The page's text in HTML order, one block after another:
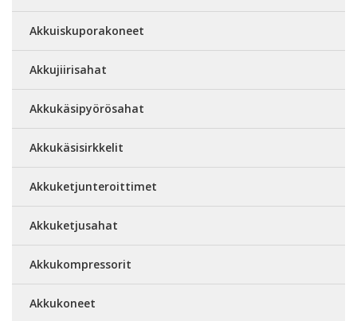
Akkuiskuporakoneet
Akkujiirisahat
Akkukäsipyörösahat
Akkukäsisirkkelit
Akkuketjunteroittimet
Akkuketjusahat
Akkukompressorit
Akkukoneet